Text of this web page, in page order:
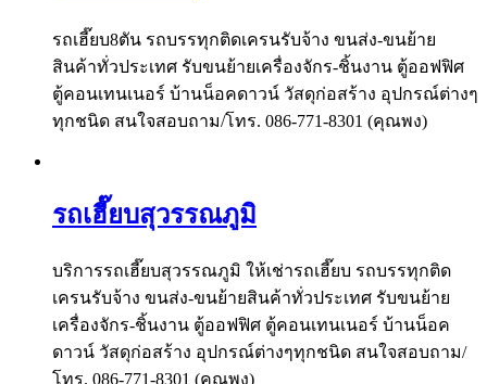
รถเฮี๊ยบ8ตัน รถบรรทุกติดเครนรับจ้าง ขนส่ง-ขนย้าย
สินค้าทั่วประเทศ รับขนย้ายเครื่องจักร-ชิ้นงาน ตู้ออฟฟิศ
ตู้คอนเทนเนอร์ บ้านน็อคดาวน์ วัสดุก่อสร้าง อุปกรณ์ต่างๆ
ทุกชนิด สนใจสอบถาม/โทร. 086-771-8301 (คุณพง)
รถเฮี๊ยบสุวรรณภูมิ
บริการรถเฮี๊ยบสุวรรณภูมิ ให้เช่ารถเฮี๊ยบ รถบรรทุกติด
เครนรับจ้าง ขนส่ง-ขนย้ายสินค้าทั่วประเทศ รับขนย้าย
เครื่องจักร-ชิ้นงาน ตู้ออฟฟิศ ตู้คอนเทนเนอร์ บ้านน็อค
ดาวน์ วัสดุก่อสร้าง อุปกรณ์ต่างๆทุกชนิด สนใจสอบถาม/
โทร. 086-771-8301 (คุณพง)